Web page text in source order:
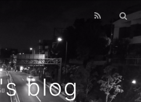
blog